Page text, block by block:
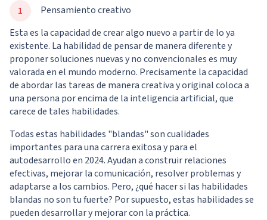
Pensamiento creativo
Esta es la capacidad de crear algo nuevo a partir de lo ya
existente. La habilidad de pensar de manera diferente y
proponer soluciones nuevas y no convencionales es muy
valorada en el mundo moderno. Precisamente la capacidad
de abordar las tareas de manera creativa y original coloca a
una persona por encima de la inteligencia artificial, que
carece de tales habilidades.
Todas estas habilidades "blandas" son cualidades
importantes para una carrera exitosa y para el
autodesarrollo en 2024. Ayudan a construir relaciones
efectivas, mejorar la comunicación, resolver problemas y
adaptarse a los cambios. Pero, ¿qué hacer si las habilidades
blandas no son tu fuerte? Por supuesto, estas habilidades se
pueden desarrollar y mejorar con la práctica.